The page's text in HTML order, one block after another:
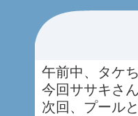
午前中、タケ
今回ササキさ
次回、プール